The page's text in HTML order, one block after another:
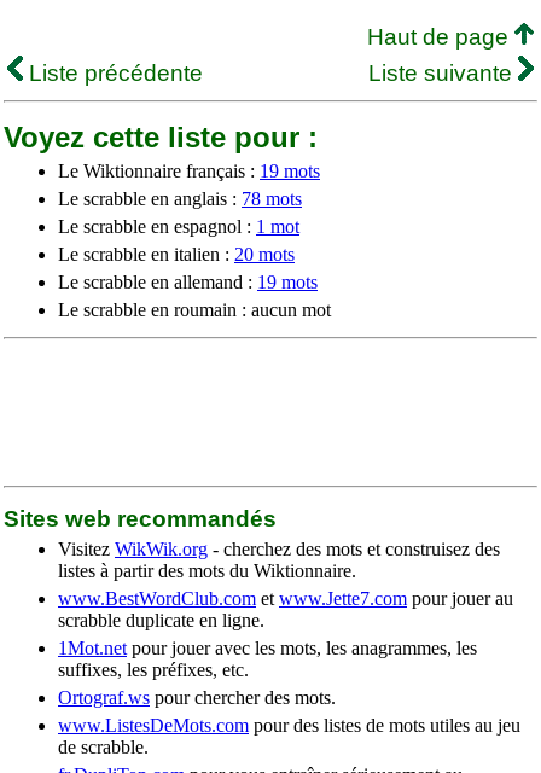
Haut de page
Liste précédente
Liste suivante
Voyez cette liste pour :
Le Wiktionnaire français : 19 mots
Le scrabble en anglais : 78 mots
Le scrabble en espagnol : 1 mot
Le scrabble en italien : 20 mots
Le scrabble en allemand : 19 mots
Le scrabble en roumain : aucun mot
Sites web recommandés
Visitez WikWik.org - cherchez des mots et construisez des
listes à partir des mots du Wiktionnaire.
www.BestWordClub.com et www.Jette7.com pour jouer au
scrabble duplicate en ligne.
1Mot.net pour jouer avec les mots, les anagrammes, les
suffixes, les préfixes, etc.
Ortograf.ws pour chercher des mots.
www.ListesDeMots.com pour des listes de mots utiles au jeu
de scrabble.